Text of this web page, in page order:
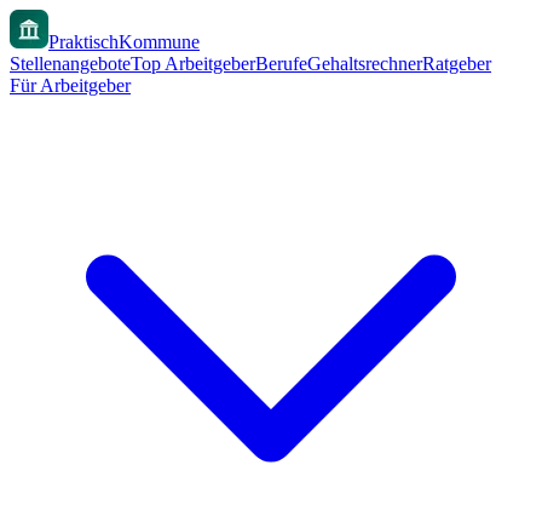
PraktischKommune
StellenangeboteTop ArbeitgeberBerufeGehaltsrechnerRatgeber
Für Arbeitgeber